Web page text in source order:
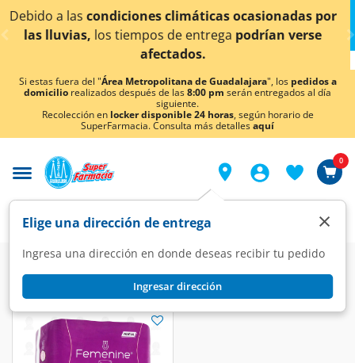
< div class="carousel-inner">
lascondiciones climáticas ocasionadas por
los tiempos de entregapodrían verse
afectados.
¡Ahora
Si estas fuera del "Área Metropolitana de Guadalajara", los pedidos a
domicilio realizados después de las8:00 pm serán entregados al día
siguiente.
Recolección en locker disponible 24 horas, según horario de
SuperFarmacia. Consulta más detallesaquí
Elige una dirección de entrega
Ingresa una dirección en donde deseas recibir tu pedido
Ingresar dirección
×
0
Depend Femenine(1 productos)